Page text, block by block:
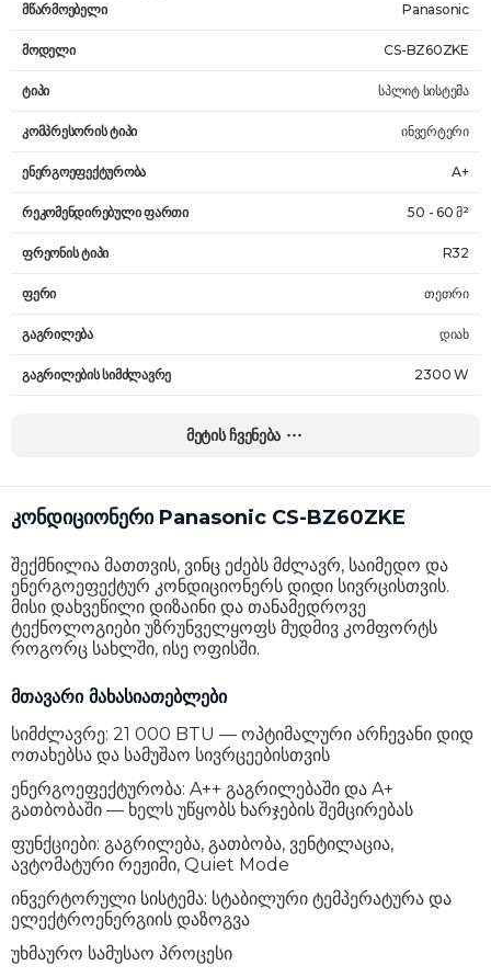
მწარმოებელი Panasonic
მოდელი CS-BZ60ZKE
ტიპი სპლიტ სისტემა
კომპრესორის ტიპი ინვერტერი
ენერგოეფექტურობა A+
რეკომენდირებული ფართი 50 - 60 მ²
ფრეონის ტიპი R32
ფერი თეთრი
გაგრილება დიახ
გაგრილების სიმძლავრე 2300 W
Wi-Fi მოდემი კომპლექტში
იონიზაცია
სამონტაჟო მილები
შიდა ბლოკის ზომები
შიდა ბლოკის ხმაურის დონე 34 dB
გარე ბლოკის ზომები 87.5 x 32 x 69.5 სმ
გარე ბლოკის ხმაურის დონე
წონა
გარანტია 24 თვე
მეტის ჩვენება
კონდიციონერი Panasonic CS-BZ60ZKE
შექმნილია მათთვის, ვინც ეძებს მძლავრ, საიმედო და
ენერგოეფექტურ კონდიციონერს დიდი სივრცისთვის.
მისი დახვეწილი დიზაინი და თანამედროვე
ტექნოლოგიები უზრუნველყოფს მუდმივ კომფორტს
როგორც სახლში, ისე ოფისში.
მთავარი მახასიათებლები
სიმძლავრე: 21 000 BTU — ოპტიმალური არჩევანი დიდ
ოთახებსა და სამუშაო სივრცეებისთვის
ენერგოეფექტურობა: A++ გაგრილებაში და A+
გათბობაში — ხელს უწყობს ხარჯების შემცირებას
ფუნქციები: გაგრილება, გათბობა, ვენტილაცია,
ავტომატური რეჟიმი, Quiet Mode
ინვერტორული სისტემა: სტაბილური ტემპერატურა და
ელექტროენერგიის დაზოგვა
უხმაურო სამუსაო პროცესი